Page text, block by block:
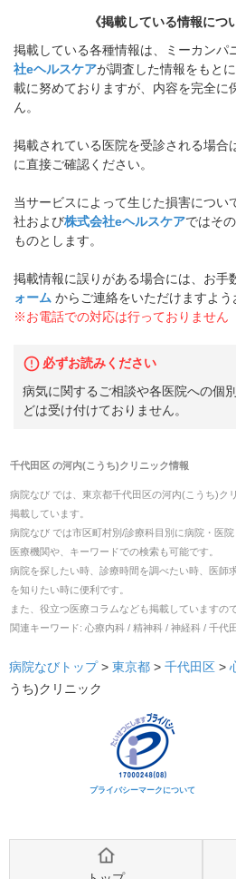
《掲載している情報につ
掲載している各種情報は、ミーカンパ
社eヘルスケアが調査した情報をもと
載に努めておりますが、内容を完全に
ん。
掲載されている医院を受診される場合
に直接ご確認ください。
当サービスによって生じた損害につい
社および株式会社eヘルスケアではそ
ものとします。
掲載情報に誤りがある場合には、お手
ォーム からご連絡をいただけますよう
※お電話での対応は行っておりません
必ずお読みください
病気に関するご相談や各医院への個
どは受け付けておりません。
千代田区の河内(こうち)クリニック情報
病院なび では、 東京都千代田区の河内(こうち)ク
掲載しています。
病院なび では市区町村別/診療科目別に病院・医
医療機関や、キーワードでの検索も可能です。
病院を探したい時、診療時間を調べたい時、医師
を知りたい時に便利です。
また、役立つ医療コラムなども掲載していますの
関連キーワード: 心療内科 / 精神科 / 神経科 / 千代
病院なびトップ> 東京都 > 千代田区 >
うち)クリニック
プライバシーマークについて